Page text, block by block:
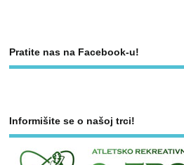
Pratite nas na Facebook-u!
Informišite se o našoj trci!